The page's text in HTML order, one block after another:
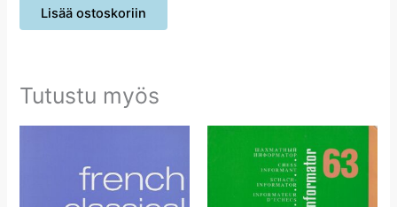
Lisää ostoskoriin
Tutustu myös